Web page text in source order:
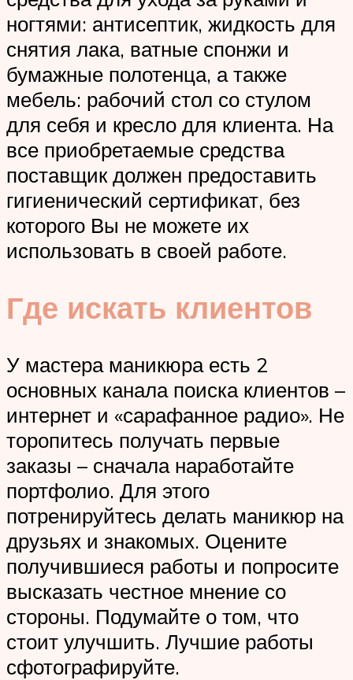
ногтями: антисептик, жидкость для
снятия лака, ватные спонжи и
бумажные полотенца, а также
мебель: рабочий стол со стулом
для себя и кресло для клиента. На
все приобретаемые средства
поставщик должен предоставить
гигиенический сертификат, без
которого Вы не можете их
использовать в своей работе.
Где искать клиентов
У мастера маникюра есть 2
основных канала поиска клиентов –
интернет и «сарафанное радио». Не
торопитесь получать первые
заказы – сначала наработайте
портфолио. Для этого
потренируйтесь делать маникюр на
друзьях и знакомых. Оцените
получившиеся работы и попросите
высказать честное мнение со
стороны. Подумайте о том, что
стоит улучшить. Лучшие работы
сфотографируйте.